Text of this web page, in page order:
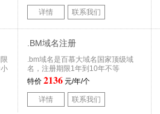
详情 联系我们
.BM域名注册
.bm域名是百慕大域名国家顶级域
名，注册期限1年到10年不等
特价 2136 元/年/个
详情 联系我们